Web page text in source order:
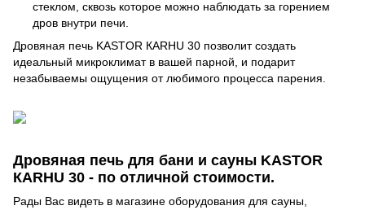
стеклом, сквозь которое можно наблюдать за горением
дров внутри печи.
Дровяная печь KASTOR КARHU 30 позволит создать
идеальный микроклимат в вашей парной, и подарит
незабываемы ощущения от любимого процесса парения.
Дровяная печь для бани и сауны KASTOR
КARHU 30 - по отличной стоимости.
Рады Вас видеть в магазине оборудования для сауны,